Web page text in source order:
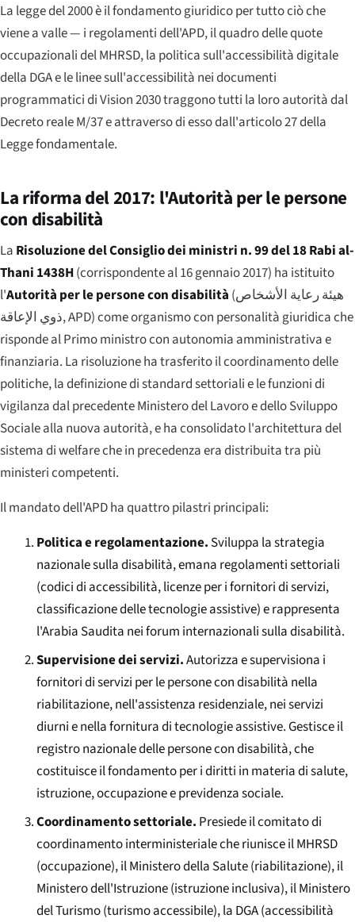
La legge del 2000 è il fondamento giuridico per tutto ciò che
viene a valle — i regolamenti dell'APD, il quadro delle quote
occupazionali del MHRSD, la politica sull'accessibilità digitale
della DGA e le linee sull'accessibilità nei documenti
programmatici di Vision 2030 traggono tutti la loro autorità dal
Decreto reale M/37 e attraverso di esso dall'articolo 27 della
Legge fondamentale.
La riforma del 2017: l'Autorità per le persone
con disabilità
La Risoluzione del Consiglio dei ministri n. 99 del 18 Rabi al-
Thani 1438H(corrispondente al 16 gennaio 2017) ha istituito
l'Autorità per le persone con disabilità (هيئة رعاية الأشخاص
ذوي الإعاقة, APD) come organismo con personalità giuridica che
risponde al Primo ministro con autonomia amministrativa e
finanziaria. La risoluzione ha trasferito il coordinamento delle
politiche, la definizione di standard settoriali e le funzioni di
vigilanza dal precedente Ministero del Lavoro e dello Sviluppo
Sociale alla nuova autorità, e ha consolidato l'architettura del
sistema di welfare che in precedenza era distribuita tra più
ministeri competenti.
Il mandato dell'APD ha quattro pilastri principali:
Politica e regolamentazione. Sviluppa la strategia
nazionale sulla disabilità, emana regolamenti settoriali
(codici di accessibilità, licenze per i fornitori di servizi,
classificazione delle tecnologie assistive) e rappresenta
l'Arabia Saudita nei forum internazionali sulla disabilità.
Supervisione dei servizi.Autorizza e supervisiona i
fornitori di servizi per le persone con disabilità nella
riabilitazione, nell'assistenza residenziale, nei servizi
diurni e nella fornitura di tecnologie assistive. Gestisce il
registro nazionale delle persone con disabilità, che
costituisce il fondamento per i diritti in materia di salute,
istruzione, occupazione e previdenza sociale.
Coordinamento settoriale. Presiede il comitato di
coordinamento interministeriale che riunisce il MHRSD
(occupazione), il Ministero della Salute (riabilitazione), il
Ministero dell'Istruzione (istruzione inclusiva), il Ministero
del Turismo (turismo accessibile), la DGA (accessibilità